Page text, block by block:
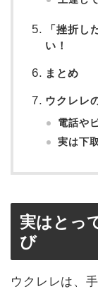
「挫折し
い！
まとめ
ウクレレ
電話や
実は下
実はとっ
び
ウクレレは、